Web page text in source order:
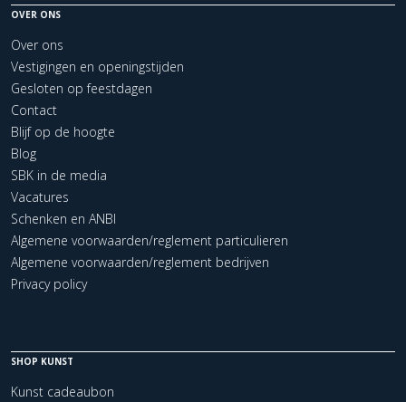
OVER ONS
Over ons
Vestigingen en openingstijden
Gesloten op feestdagen
Contact
Blijf op de hoogte
Blog
SBK in de media
Vacatures
Schenken en ANBI
Algemene voorwaarden/reglement particulieren
Algemene voorwaarden/reglement bedrijven
Privacy policy
SHOP KUNST
Kunst cadeaubon